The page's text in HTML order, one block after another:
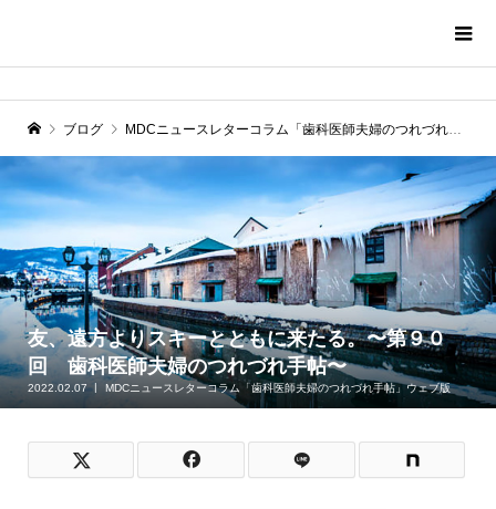
ブログ MDCニュースレターコラム「歯科医師夫婦のつれづれ手帖」ウェブ版
友、遠方よりスキーとともに来たる。〜第９０
回 歯科医師夫婦のつれづれ手帖〜
2022.02.07 MDCニュースレターコラム「歯科医師夫婦のつれづれ手帖」ウェブ版